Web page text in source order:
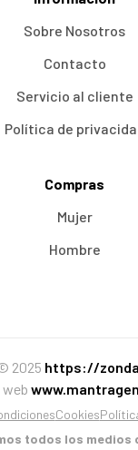
Sobre Nosotros
Contacto
Servicio al cliente
Política de
Compras
Mujer
Hombre
2025 https://
web
Cookies
todos los medios